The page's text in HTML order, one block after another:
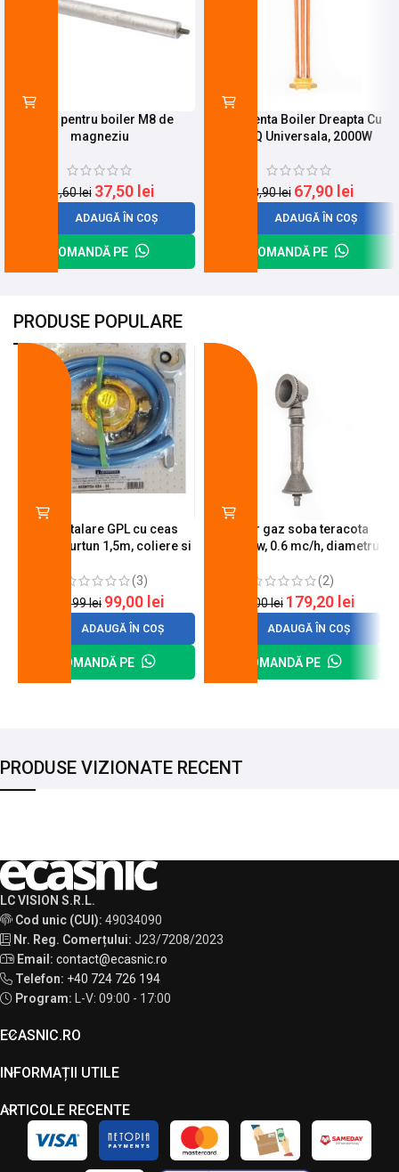
Anod pentru boiler M8 de
magneziu
41,60lei 37,50 lei
ADAUGĂ ÎN COȘ
COMANDĂ PE
Rezistenta Boiler Dreapta Cu
Filet Q Universala, 2000W
88,90lei 67,90 lei
ADAUGĂ ÎN COȘ
COMANDĂ PE
PRODUSE POPULARE
Kit instalare GPL cu ceas
butelie, furtun 1,5m, coliere si
(3)
120,99lei 99,00 lei
ADAUGĂ ÎN COȘ
COMANDĂ PE
Arzator gaz soba teracota
A600, 6 kw, 0.6 mc/h, diametru
(2)
200,00lei 179,20 lei
ADAUGĂ ÎN COȘ
COMANDĂ PE
PRODUSE VIZIONATE RECENT
LC VISION S.R.L.
Cod unic (CUI): 49034090
Nr. Reg. Comerțului: J23/7208/2023
Email: contact@ecasnic.ro
Telefon: +40 724 726 194
Program:
L-V: 09:00 - 17:00
ECASNIC.RO
INFORMAȚII UTILE
ARTICOLE RECENTE